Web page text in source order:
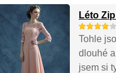
Léto
Tohle
dlouhé
jsem si